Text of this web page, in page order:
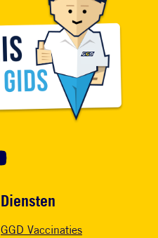
Diensten
GGD Vaccinaties